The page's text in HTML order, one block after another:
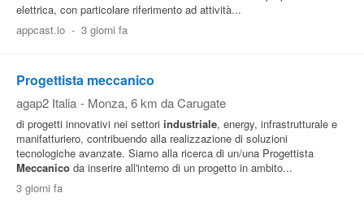
elettrica, con particolare riferimento ad attività...
appcast.io - 3 giorni fa
Progettista meccanico
agap2 Italia - Monza, 6 km da Carugate
di progetti innovativi nei settori industriale, energy, infrastrutturale e
manifatturiero, contribuendo alla realizzazione di soluzioni
tecnologiche avanzate. Siamo alla ricerca di un/una Progettista
Meccanico da inserire all'interno di un progetto in ambito...
3 giorni fa